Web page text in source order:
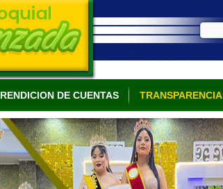
RENDICION DE CUENTAS TRANSPARENCIA